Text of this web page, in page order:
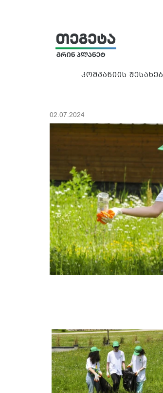
კომპანიის შესახებ
02.07.2024